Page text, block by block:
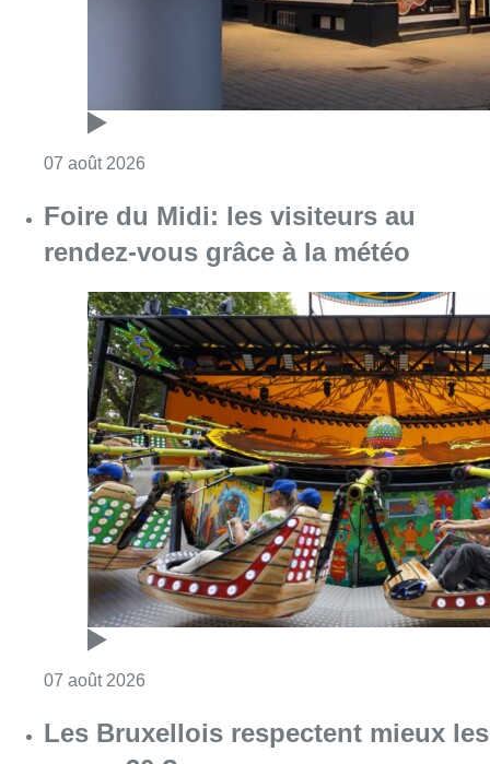
07 août 2026
Foire du Midi: les visiteurs au
rendez-vous grâce à la météo
07 août 2026
Les Bruxellois respectent mieux les